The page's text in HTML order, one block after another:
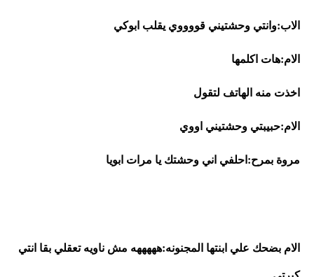
الاب:وانتي وحشتيني قووووي يقلب ابوكي
الام:هات اكلمها
اخذت منه الهاتف لتقول
الام:حبيبتي وحشتيني اووي
مروة بمرح:احلفي اني وحشتك يا مرات ابويا